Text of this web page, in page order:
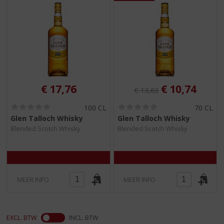
d
e
n
€ 17,76
,
0
)
100 CL
Glen Talloch Whisky
Blended Scotch Whisky
MEER INFO
Originele prijs was:
€13,63 , Huidige
€ 10,74
,
0
)
70 CL
Glen Talloch Whisky
Blended Scotch Whisky
MEER INFO
EXCL. BTW INCL. BTW